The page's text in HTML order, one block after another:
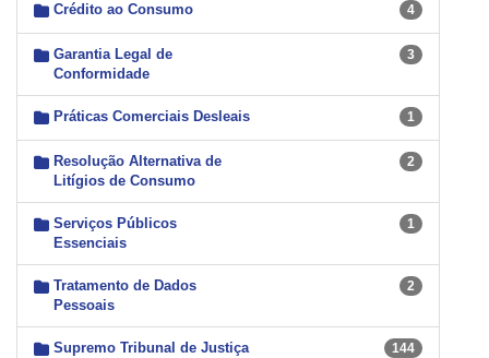
Crédito ao Consumo 4
Garantia Legal de
Conformidade
3
Práticas Comerciais Desleais 1
Resolução Alternativa de
Litígios de Consumo
2
Serviços Públicos
Essenciais
1
Tratamento de Dados
Pessoais
2
Supremo Tribunal de Justiça 144